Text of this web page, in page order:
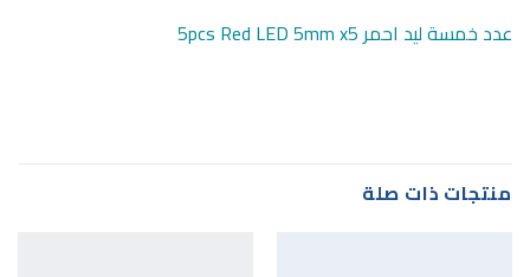
عدد خمسة ليد احمر 5pcs Red LED 5mm x5
منتجات ذات صلة